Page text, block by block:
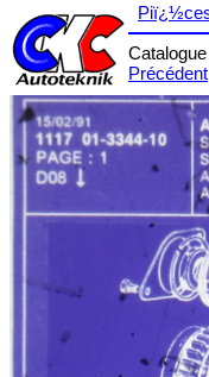
Précédent